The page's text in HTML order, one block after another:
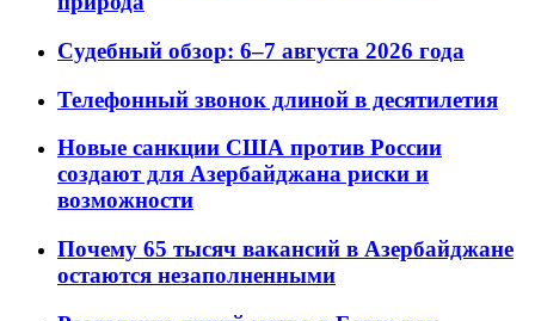
Судебный обзор: 6–7 августа 2026 года
Телефонный звонок длиной в десятилетия
Новые санкции США против России
создают для Азербайджана риски и
возможности
Почему 65 тысяч вакансий в Азербайджане
остаются незаполненными